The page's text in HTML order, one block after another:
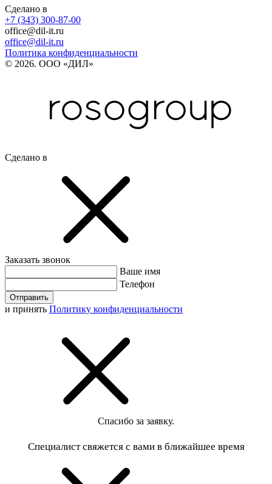
Сделано в
+7 (343) 300-87-00
office@dil-it.ru
office@dil-it.ru
Политика конфиденциальности
© 2026. ООО «ДИЛ»
Сделано в
Заказать звонок
Ваше имя
Телефон
Отправить
и принять Политику конфиденциальности
Спасибо за заявку.
Специалист свяжется с вами в ближайшее время